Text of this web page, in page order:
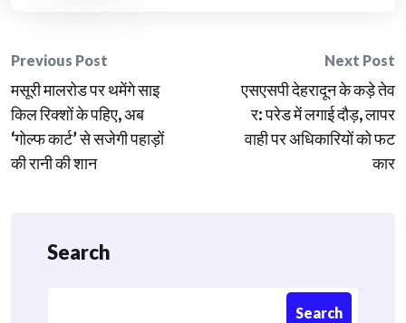
Post
navigation
Previous Post
मसूरी मालरोड पर थमेंगे साइ
किल रिक्शों के पहिए, अब
‘गोल्फ कार्ट’ से सजेगी पहाड़ों
की रानी की शान
Next Post
एसएसपी देहरादून के कड़े तेव
र: परेड में लगाई दौड़, लापर
वाही पर अधिकारियों को फट
कार
Search
Search